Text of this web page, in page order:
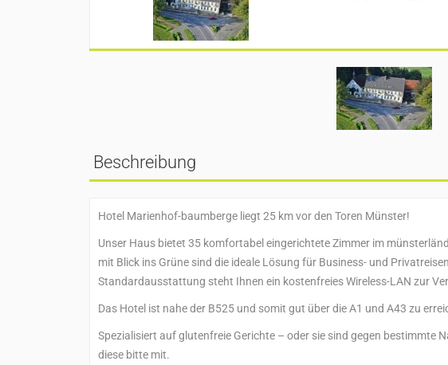
Beschreibung
Hotel Marienhof-baumberge liegt 25 km vor den Toren Münster!
Unser Haus bietet 35 komfortabel eingerichtete Zimmer im
mit Blick ins Grüne sind die ideale Lösung für Business- und
Standardausstattung steht Ihnen ein kostenfreies Wireless-LAN zur
Das Hotel ist nahe der B525 und somit gut über die A1 und A43 zu
Spezialisiert auf glutenfreie Gerichte – oder sie sind gegen bestimmte
diese bitte mit.